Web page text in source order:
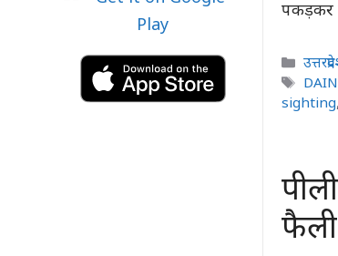
पकड़कर
Tags
sighting,